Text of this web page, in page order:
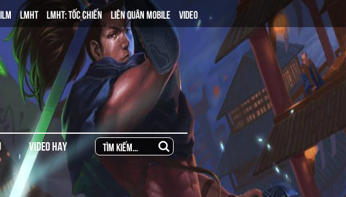
LMHT LMHT: TỐC CHIẾN LIÊN QUÂN MOBILE VIDEO
VIDEO HAY